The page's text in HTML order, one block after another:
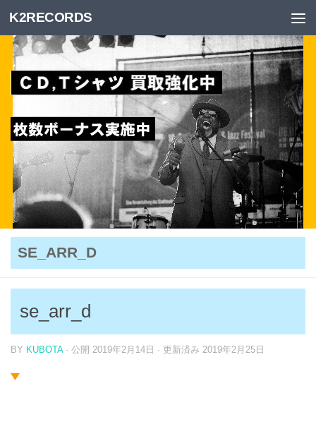
Skip to content
K2RECORDS
SE_ARR_D
se_arr_d
BY KUBOTA · 公開 2019年2月14日 · 更新済み 2019年2月25日